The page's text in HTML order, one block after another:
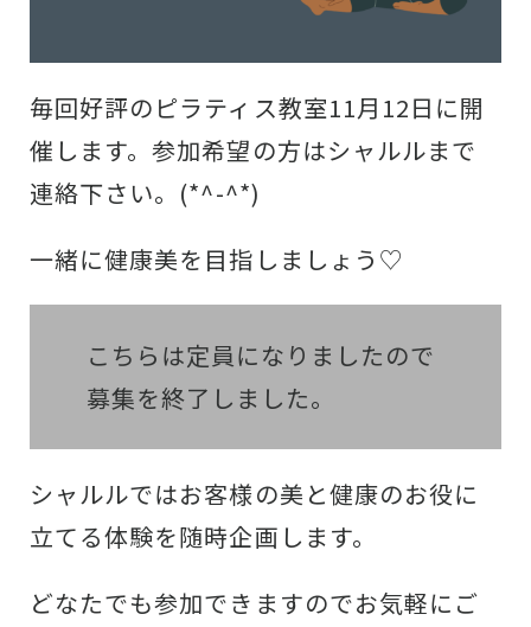
毎回好評のピラティス教室11月12日に開
催します。参加希望の方はシャルルまで
連絡下さい。(*^-^*)
一緒に健康美を目指しましょう♡
こちらは定員になりましたので
募集を終了しました。
シャルルではお客様の美と健康のお役に
立てる体験を随時企画します。
どなたでも参加できますのでお気軽にご